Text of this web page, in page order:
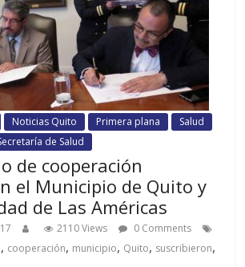
Noticias Quito Primera plana
Salud
de Salud
de cooperación
el Municipio de Quito y
de Las Américas
2110 Views
0 Comments
, cooperación, municipio, Quito, suscribieron,